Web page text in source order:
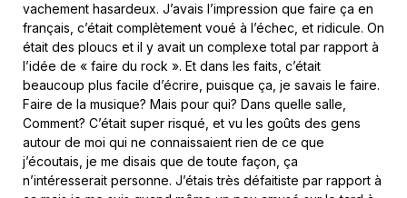
vachement hasardeux. J’avais l’impression que faire ça en
français, c’était complètement voué à l’échec, et ridicule. On
était des ploucs et il y avait un complexe total par rapport à
l’idée de « faire du rock ». Et dans les faits, c’était
beaucoup plus facile d’écrire, puisque ça, je savais le faire.
Faire de la musique? Mais pour qui? Dans quelle salle,
Comment? C’était super risqué, et vu les goûts des gens
autour de moi qui ne connaissaient rien de ce que
j’écoutais, je me disais que de toute façon, ça
n’intéresserait personne. J’étais très défaitiste par rapport à